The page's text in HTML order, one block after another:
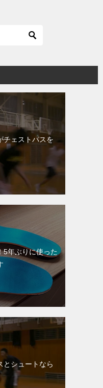
チェストパスを
5年ぶりに使った
とシュートなら